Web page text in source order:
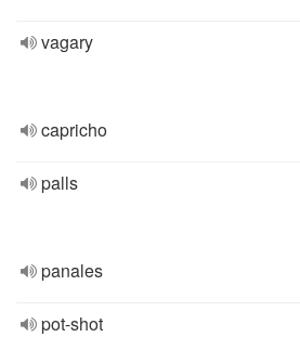
vagary
capricho
palls
panales
pot-shot